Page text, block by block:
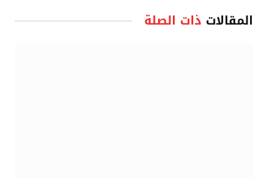
المقالات ذات الصلة